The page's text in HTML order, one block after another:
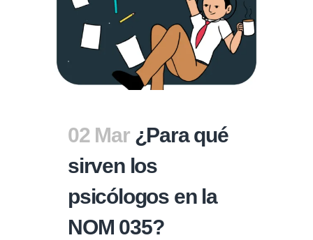
02 Mar ¿Para qué
sirven los
psicólogos en la
NOM 035?